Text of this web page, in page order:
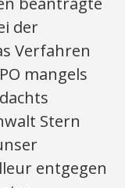
der
Verfahren
mangels
Stern
entgegen